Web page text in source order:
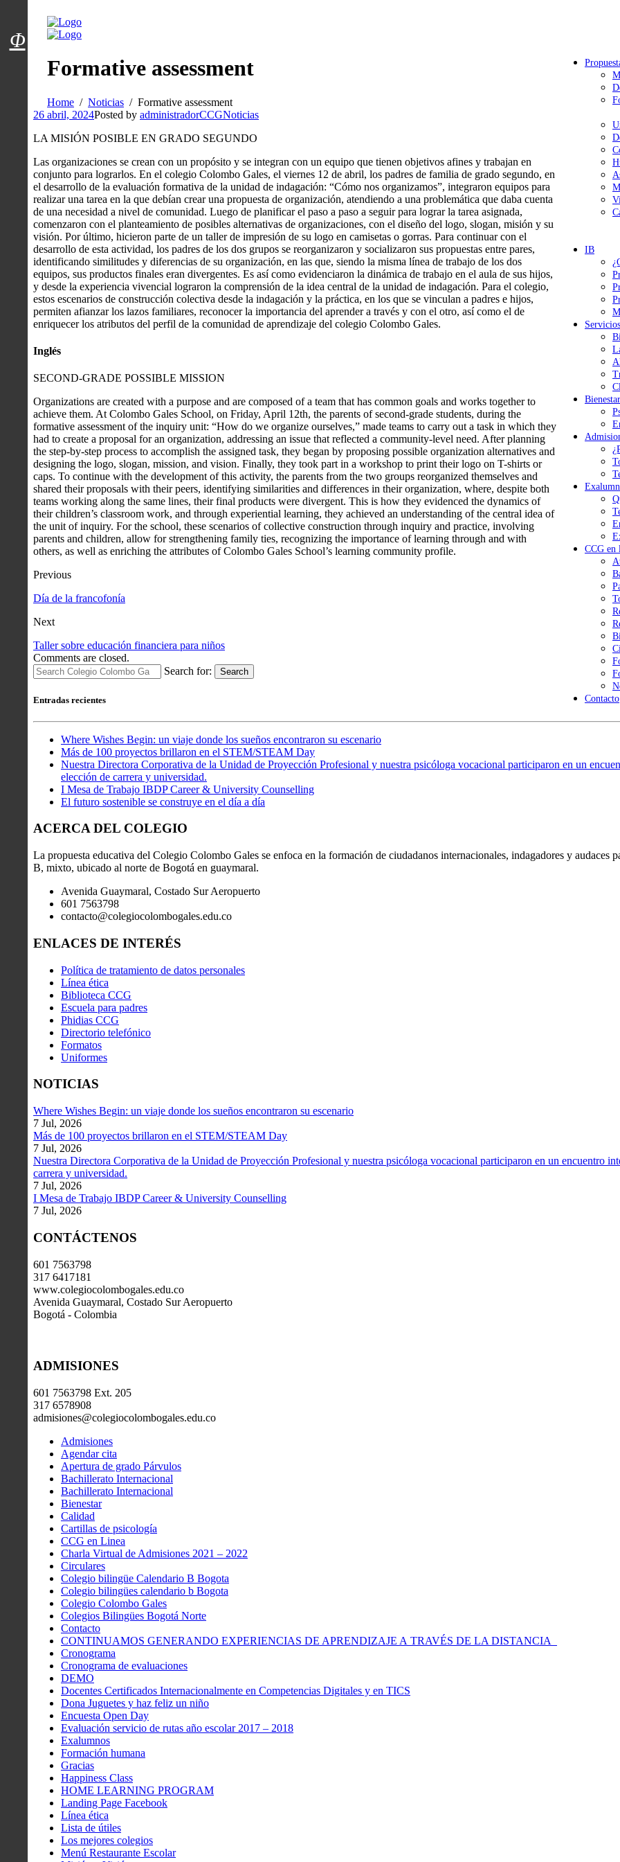
Menú usuarios
IB
Servicios
Bienestar
CCG en
Contacto
Formative assessment
Home Noticias
Formative assessment
26 abril, 2024Posted by administradorCCGNoticias
LA MISIÓN POSIBLE EN GRADO SEGUNDO
Las organizaciones se crean con un propósito y se integran con un equipo que tienen objetivos afines y trabajan en
conjunto para lograrlos. En el colegio Colombo Gales, el viernes 12 de abril, los padres de familia de grado segundo, en
el desarrollo de la evaluación formativa de la unidad de indagación: “Cómo nos organizamos”, integraron equipos para
realizar una tarea en la que debían crear una propuesta de organización, atendiendo a una problemática que daba cuenta
de una necesidad a nivel de comunidad. Luego de planificar el paso a paso a seguir para lograr la tarea asignada,
comenzaron con el planteamiento de posibles alternativas de organizaciones, con el diseño del logo, slogan, misión y su
visión. Por último, hicieron parte de un taller de impresión de su logo en camisetas o gorras. Para continuar con el
desarrollo de esta actividad, los padres de los dos grupos se reorganizaron y socializaron sus propuestas entre pares,
identificando similitudes y diferencias de su organización, en las que, siendo la misma línea de trabajo de los dos
equipos, sus productos finales eran divergentes. Es así como evidenciaron la dinámica de trabajo en el aula de sus hijos,
y desde la experiencia vivencial lograron la comprensión de la idea central de la unidad de indagación. Para el colegio,
estos escenarios de construcción colectiva desde la indagación y la práctica, en los que se vinculan a padres e hijos,
permiten afianzar los lazos familiares, reconocer la importancia del aprender a través y con el otro, así como el de
enriquecer los atributos del perfil de la comunidad de aprendizaje del colegio Colombo Gales.
Inglés
SECOND-GRADE POSSIBLE MISSION
Organizations are created with a purpose and are composed of a team that has common goals and works together to
achieve them. At Colombo Gales School, on Friday, April 12th, the parents of second-grade students, during the
formative assessment of the inquiry unit: “How do we organize ourselves,” made teams to carry out a task in which they
had to create a proposal for an organization, addressing an issue that reflected a community-level need. After planning
the step-by-step process to accomplish the assigned task, they began by proposing possible organization alternatives and
designing the logo, slogan, mission, and vision. Finally, they took part in a workshop to print their logo on T-shirts or
caps. To continue with the development of this activity, the parents from the two groups reorganized themselves and
shared their proposals with their peers, identifying similarities and differences in their organization, where, despite both
teams working along the same lines, their final products were divergent. This is how they evidenced the dynamics of
their children’s classroom work, and through experiential learning, they achieved an understanding of the central idea of
the unit of inquiry. For the school, these scenarios of collective construction through inquiry and practice, involving
parents and children, allow for strengthening family ties, recognizing the importance of learning through and with
others, as well as enriching the attributes of Colombo Gales School’s learning community profile.
Previous
Día de la francofonía
Next
Taller sobre educación financiera para niños
Comments are closed.
Search for:
Search
Entradas recientes
Where Wishes Begin: un viaje donde los sueños encontraron su escenario
Más de 100 proyectos brillaron en el STEM/STEAM Day
Nuestra Directora Corporativa de la Unidad de Proyección Profesional y nuestra psicóloga vocacional participaron en un
elección de carrera y universidad.
I Mesa de Trabajo IBDP Career & University Counselling
El futuro sostenible se construye en el día a día
ACERCA DEL COLEGIO
La propuesta educativa del Colegio Colombo Gales se enfoca en la formación de ciudadanos internacionales, indagadores y
B, mixto, ubicado al norte de Bogotá en guaymaral.
Avenida Guaymaral, Costado Sur Aeropuerto
601 7563798
contacto@colegiocolombogales.edu.co
ENLACES DE INTERÉS
Política de tratamiento de datos personales
Línea ética
Biblioteca CCG
Escuela para padres
Phidias CCG
Directorio telefónico
Formatos
Uniformes
NOTICIAS
Where Wishes Begin: un viaje donde los sueños encontraron su escenario
7 Jul, 2026
Más de 100 proyectos brillaron en el STEM/STEAM Day
7 Jul, 2026
Nuestra Directora Corporativa de la Unidad de Proyección Profesional y nuestra psicóloga vocacional participaron en un encuentro
carrera y universidad.
7 Jul, 2026
I Mesa de Trabajo IBDP Career & University Counselling
7 Jul, 2026
CONTÁCTENOS
601 7563798
317 6417181
www.colegiocolombogales.edu.co
Avenida Guaymaral, Costado Sur Aeropuerto
Bogotá - Colombia
ADMISIONES
601 7563798 Ext. 205
317 6578908
admisiones@colegiocolombogales.edu.co
Admisiones
Agendar cita
Apertura de grado Párvulos
Bachillerato Internacional
Bachillerato Internacional
Bienestar
Calidad
Cartillas de psicología
CCG en Linea
Charla Virtual de Admisiones 2021 – 2022
Circulares
Colegio bilingüe Calendario B Bogota
Colegio bilingües calendario b Bogota
Colegio Colombo Gales
Colegios Bilingües Bogotá Norte
Contacto
CONTINUAMOS GENERANDO EXPERIENCIAS DE APRENDIZAJE A TRAVÉS DE LA DISTANCIA
Cronograma
Cronograma de evaluaciones
DEMO
Docentes Certificados Internacionalmente en Competencias Digitales y en TICS
Dona Juguetes y haz feliz un niño
Encuesta Open Day
Evaluación servicio de rutas año escolar 2017 – 2018
Exalumnos
Formación humana
Gracias
Happiness Class
HOME LEARNING PROGRAM
Landing Page Facebook
Línea ética
Lista de útiles
Los mejores colegios
Menú Restaurante Escolar
Φ